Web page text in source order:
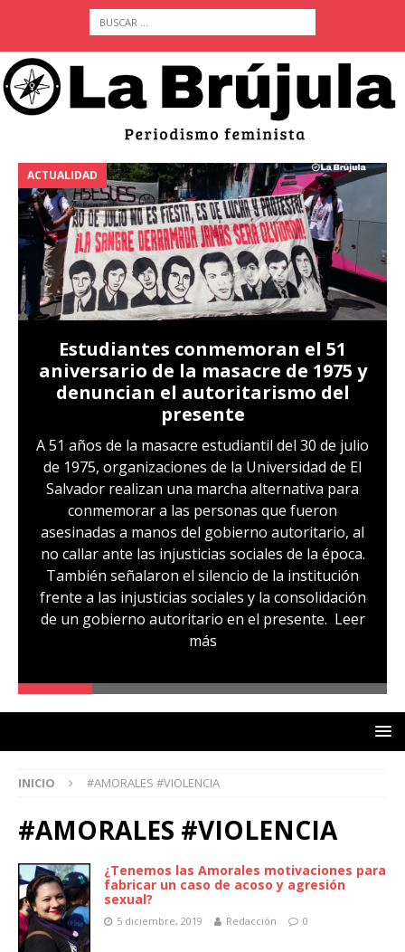
ACTUALIDAD
Estudiantes conmemoran el 51
aniversario de la masacre de 1975 y
denuncian el autoritarismo del
presente
A 51 años de la masacre estudiantil del 30 de julio
de 1975, organizaciones de la Universidad de El
Salvador realizan una marcha alternativa para
conmemorar a las personas que fueron
asesinadas a manos del gobierno autoritario, al
no callar ante las injusticias sociales de la época.
También señalaron el silencio de la institución
frente a las injusticias sociales y la consolidación
de un gobierno autoritario en el presente. Leer
más
INICIO #AMORALES #VIOLENCIA
#AMORALES #VIOLENCIA
¿Tenemos las Amorales motivaciones para
fabricar un caso de acoso y agresión
sexual?
5 diciembre, 2019 Redacción 0